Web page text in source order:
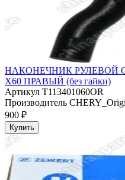
НАКОНЕЧНИК РУЛЕВОЙ
X60 ПРАВЫЙ (без гайки)
Артикул T113401060OR
Производитель
900 ₽
Купить